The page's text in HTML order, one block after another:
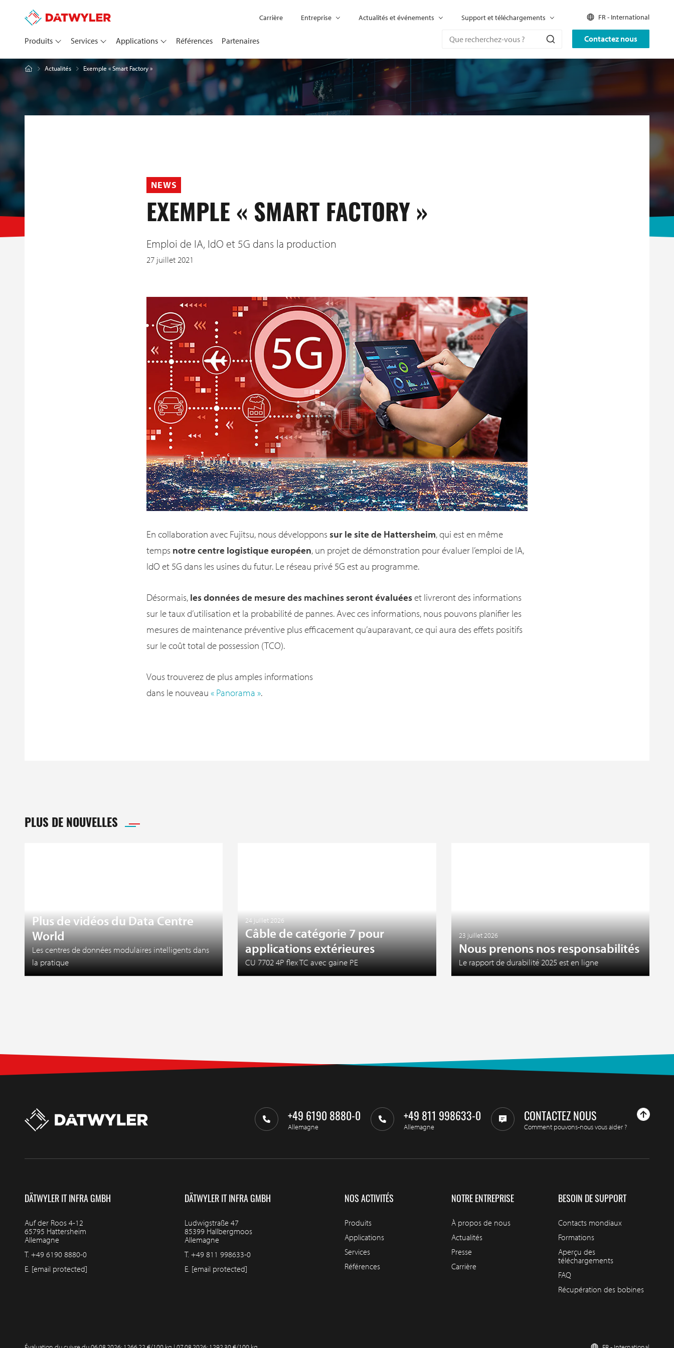
Contactez nous
Produits Services Applications Références Partenaires
Carrière Entreprise Actualités et événements Support et téléchargements FR - International
Actualités Exemple « Smart Factory »
NEWS
EXEMPLE « SMART FACTORY »
Emploi de IA, IdO et 5G dans la production
27 juillet 2021
En collaboration avec Fujitsu, nous développonssur le site de Hattersheim, qui est en même
temps notre centre logistique européen, un projet de démonstration pour évaluer l’emploi de IA,
IdO et 5G dans les usines du futur. Le réseau privé 5G est au programme.
Désormais, les données de mesure des machines seront évaluéeset livreront des informations
sur le taux d’utilisation et la probabilité de pannes. Avec ces informations, nous pouvons planifier les
mesures de maintenance préventive plus efficacement qu’auparavant, ce qui aura des effets positifs
sur le coût total de possession (TCO).
Vous trouverez de plus amples informations
dans le nouveau« Panorama ».
PLUS DE NOUVELLES
Plus de vidéos du Data Centre
World
Les centres de données modulaires intelligents dans
la pratique
24 juillet 2026
Câble de catégorie 7 pour
applications extérieures
CU 7702 4P flex TC avec gaine PE
23 juillet 2026
Nous prenons nos responsabilités
Le rapport de durabilité 2025 est en ligne
+49 6190 8880-0
Allemagne
+49 811 998633-0
Allemagne
CONTACTEZ NOUS
Comment pouvons-nous vous aider ?
DÄTWYLER IT INFRA GMBH
Auf der Roos 4-12
65795 Hattersheim
Allemagne
T. +49 6190 8880-0
E. [email protected]
DÄTWYLER IT INFRA GMBH
Ludwigstraße 47
85399 Hallbergmoos
Allemagne
T. +49 811 998633-0
E. [email protected]
NOS ACTIVITÉS
Produits
Applications
Services
Références
NOTRE ENTREPRISE
À propos de nous
Actualités
Presse
Carrière
BESOIN DE SUPPORT
Contacts mondiaux
Formations
Aperçu des
téléchargements
FAQ
Récupération des bobines